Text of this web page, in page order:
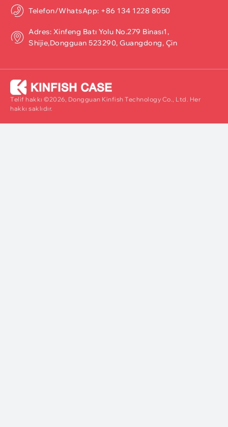
Telefon/WhatsApp: +86 134 1228 8050
Adres: Xinfeng Batı Yolu No.279 Binası1,
Shijie,Dongguan 523290, Guangdong, Çin
Telif hakkı ©2026, Dongguan Kinfish Technology Co., Ltd. Her
hakkı saklıdır.